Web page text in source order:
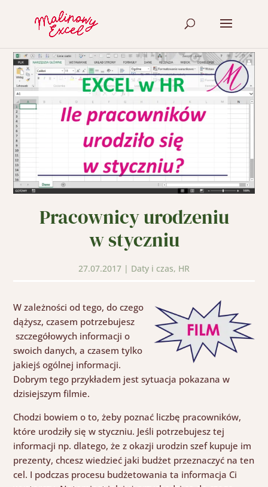
Pracownicy urodzeniu
w styczniu
27.07.2017 | Daty i czas, HR
W zależności od tego, do czego
dążysz, czasem potrzebujesz
szczegółowych informacji o
swoich danych, a czasem tylko
jakiejś ogólnej informacji.
Dobrym tego przykładem jest sytuacja pokazana w
dzisiejszym filmie.
Chodzi bowiem o to, żeby poznać liczbę pracowników,
które urodziły się w styczniu. Jeśli potrzebujesz tej
informacji np. dlatego, że z okazji urodzin szef kupuje im
prezenty, chcesz wiedzieć jaki budżet przeznaczyć na ten
cel. I podczas procesu budżetowania ta informacja Ci